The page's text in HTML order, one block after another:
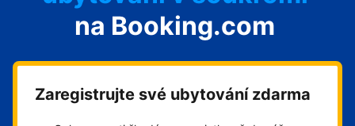
svůj penzion
svou chatu
na Booking.com
Zaregistrujte své ubytování zdarma